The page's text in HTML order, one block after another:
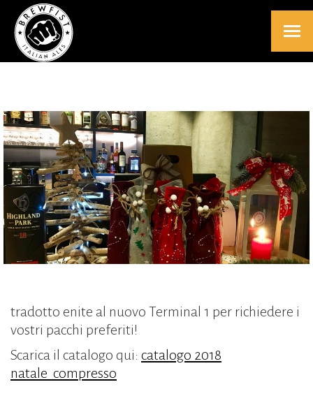
tradotto enite al nuovo Terminal 1 per richiedere i
vostri pacchi preferiti!
Scarica il catalogo qui: catalogo 2018
natale_compresso